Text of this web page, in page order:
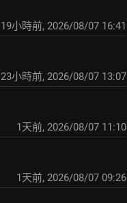
19小時前, 2026/08/07 16:41
23小時前, 2026/08/07 13:07
1天前, 2026/08/07 11:10
1天前, 2026/08/07 09:26